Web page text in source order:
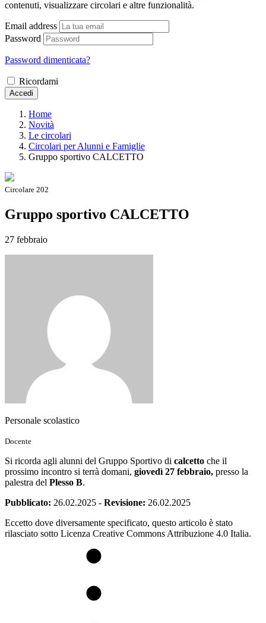
contenuti, visualizzare circolari e altre funzionalità.
Email address
Password
Password dimenticata?
Ricordami
Accedi
Home
Novità
Le circolari
Circolari per Alunni e Famiglie
Gruppo sportivo CALCETTO
Circolare 202
Gruppo sportivo CALCETTO
27 febbraio
Personale scolastico
Docente
Si ricorda agli alunni del Gruppo Sportivo di calcetto che il
prossimo incontro si terrà domani, giovedì 27 febbraio, presso la
palestra del Plesso B.
Pubblicato: 26.02.2025 - Revisione: 26.02.2025
Eccetto dove diversamente specificato, questo articolo è stato
rilasciato sotto Licenza Creative Commons Attribuzione 4.0 Italia.